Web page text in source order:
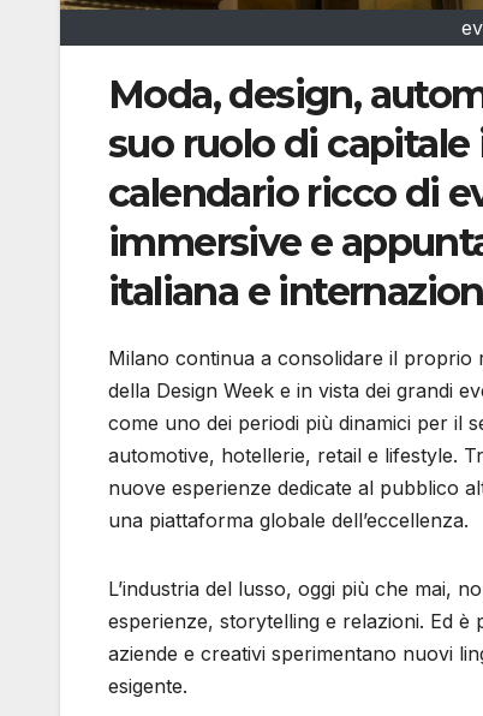
Moda, design,
suo ruolo di
calendario ricco di
immersive e
italiana e
Milano continua a consolidare il proprio
della Design Week e in vista dei grandi
come uno dei periodi più dinamici per il
automotive, hotellerie, retail e lifestyle.
nuove esperienze dedicate al pubblico
una piattaforma globale dell’eccellenza.
L’industria del lusso, oggi più che mai,
esperienze, storytelling e relazioni. Ed
aziende e creativi sperimentano nuovi
esigente.